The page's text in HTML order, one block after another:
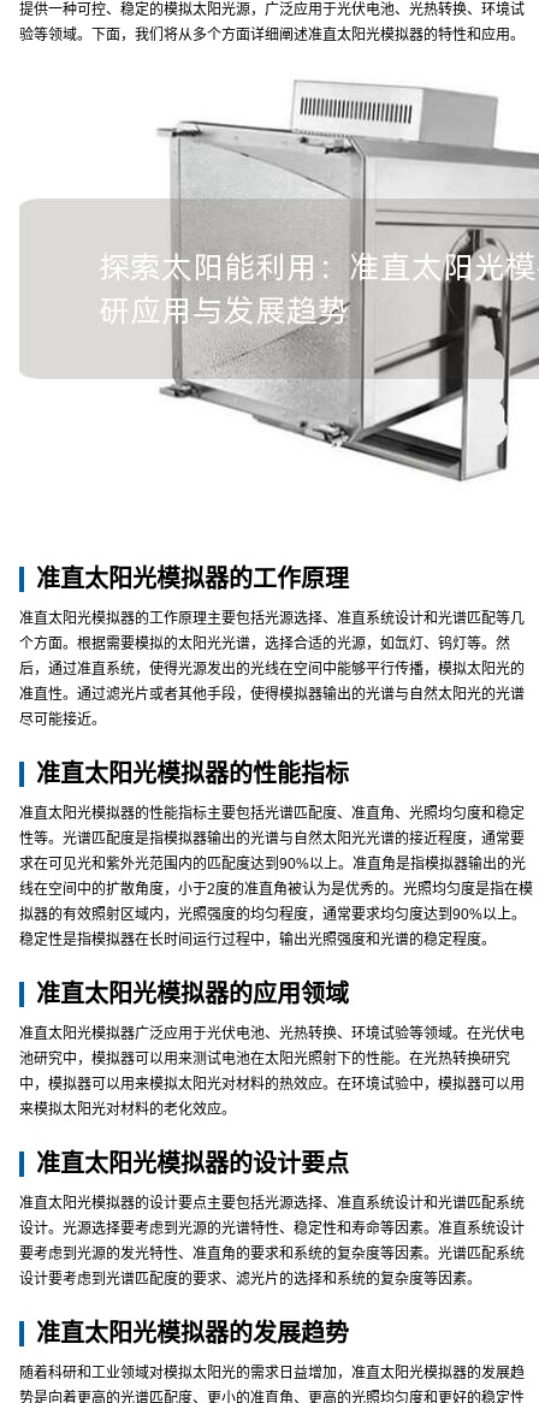
提供一种可控、稳定的模拟太阳光源，广泛应用于光伏电池、光热转换、环境试
验等领域。下面，我们将从多个方面详细阐述准直太阳光模拟器的特性和应用。
准直太阳光模拟器的工作原理
准直太阳光模拟器的工作原理主要包括光源选择、准直系统设计和光谱匹配等几
个方面。根据需要模拟的太阳光光谱，选择合适的光源，如氙灯、钨灯等。然
后，通过准直系统，使得光源发出的光线在空间中能够平行传播，模拟太阳光的
准直性。通过滤光片或者其他手段，使得模拟器输出的光谱与自然太阳光的光谱
尽可能接近。
准直太阳光模拟器的性能指标
准直太阳光模拟器的性能指标主要包括光谱匹配度、准直角、光照均匀度和稳定
性等。光谱匹配度是指模拟器输出的光谱与自然太阳光光谱的接近程度，通常要
求在可见光和紫外光范围内的匹配度达到90%以上。准直角是指模拟器输出的光
线在空间中的扩散角度，小于2度的准直角被认为是优秀的。光照均匀度是指在模
拟器的有效照射区域内，光照强度的均匀程度，通常要求均匀度达到90%以上。
稳定性是指模拟器在长时间运行过程中，输出光照强度和光谱的稳定程度。
准直太阳光模拟器的应用领域
准直太阳光模拟器广泛应用于光伏电池、光热转换、环境试验等领域。在光伏电
池研究中，模拟器可以用来测试电池在太阳光照射下的性能。在光热转换研究
中，模拟器可以用来模拟太阳光对材料的热效应。在环境试验中，模拟器可以用
来模拟太阳光对材料的老化效应。
准直太阳光模拟器的设计要点
准直太阳光模拟器的设计要点主要包括光源选择、准直系统设计和光谱匹配系统
设计。光源选择要考虑到光源的光谱特性、稳定性和寿命等因素。准直系统设计
要考虑到光源的发光特性、准直角的要求和系统的复杂度等因素。光谱匹配系统
设计要考虑到光谱匹配度的要求、滤光片的选择和系统的复杂度等因素。
准直太阳光模拟器的发展趋势
随着科研和工业领域对模拟太阳光的需求日益增加，准直太阳光模拟器的发展趋
势是向着更高的光谱匹配度、更小的准直角、更高的光照均匀度和更好的稳定性